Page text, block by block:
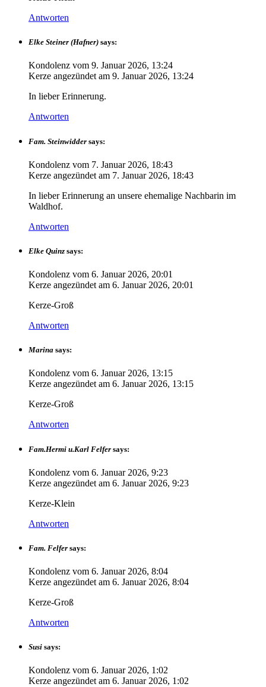
Antworten
Elke Steiner (Hafner) says:
Kondolenz vom 9. Januar 2026, 13:24
Kerze angezündet am 9. Januar 2026, 13:24
In lieber Erinnerung.
Antworten
Fam. Steinwidder says:
Kondolenz vom 7. Januar 2026, 18:43
Kerze angezündet am 7. Januar 2026, 18:43
In lieber Erinnerung an unsere ehemalige Nachbarin im
Waldhof.
Antworten
Elke Quinz says:
Kondolenz vom 6. Januar 2026, 20:01
Kerze angezündet am 6. Januar 2026, 20:01
Kerze-Groß
Antworten
Marina says:
Kondolenz vom 6. Januar 2026, 13:15
Kerze angezündet am 6. Januar 2026, 13:15
Kerze-Groß
Antworten
Fam.Hermi u.Karl Felfer says:
Kondolenz vom 6. Januar 2026, 9:23
Kerze angezündet am 6. Januar 2026, 9:23
Kerze-Klein
Antworten
Fam. Felfer says:
Kondolenz vom 6. Januar 2026, 8:04
Kerze angezündet am 6. Januar 2026, 8:04
Kerze-Groß
Antworten
Susi says:
Kondolenz vom 6. Januar 2026, 1:02
Kerze angezündet am 6. Januar 2026, 1:02